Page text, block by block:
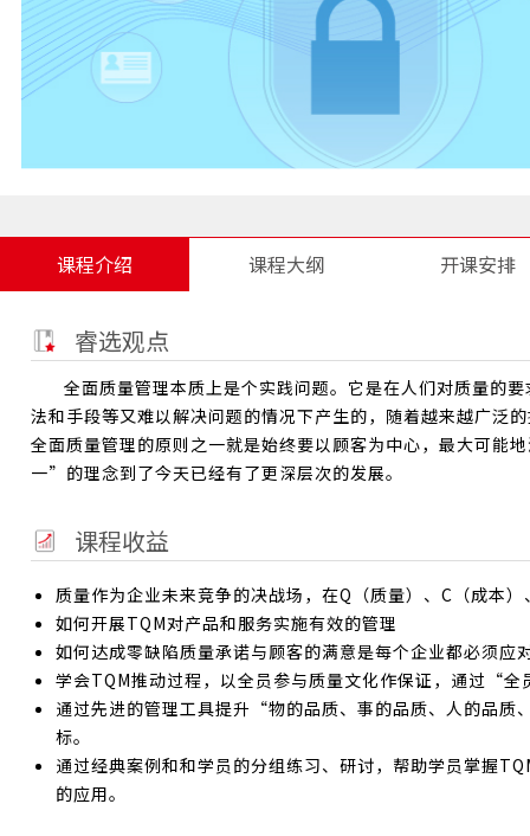
课程介绍 课程大纲 开课安排
睿选观点
全面质量管理本质上是个实践问题。它是在人们对质量的
法和手段等又难以解决问题的情况下产生的，随着越来越广泛
全面质量管理的原则之一就是始终要以顾客为中心，最大可能
一”的理念到了今天已经有了更深层次的发展。
课程收益
质量作为企业未来竞争的决战场，在Q（质量）、C（成本
如何开展TQM对产品和服务实施有效的管理
如何达成零缺陷质量承诺与顾客的满意是每个企业都必须应
学会TQM推动过程，以全员参与质量文化作保证，通过“
通过先进的管理工具提升“物的品质、事的品质、人的品
标。
通过经典案例和和学员的分组练习、研讨，帮助学员掌握
的应用。